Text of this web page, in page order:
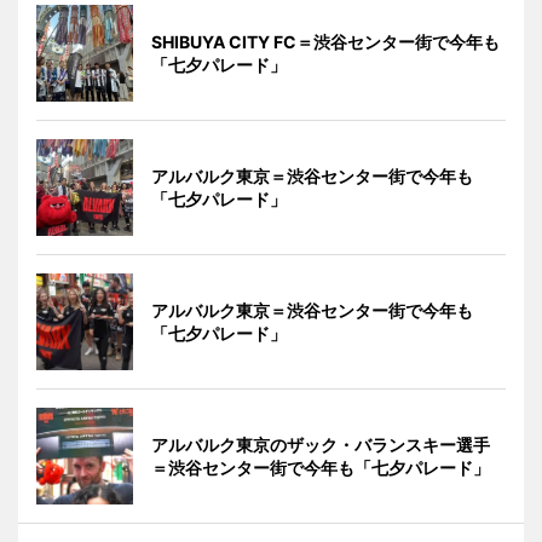
SHIBUYA CITY FC＝渋谷センター街で今年も
「七夕パレード」
アルバルク東京＝渋谷センター街で今年も
「七夕パレード」
アルバルク東京＝渋谷センター街で今年も
「七夕パレード」
アルバルク東京のザック・バランスキー選手
＝渋谷センター街で今年も「七夕パレード」